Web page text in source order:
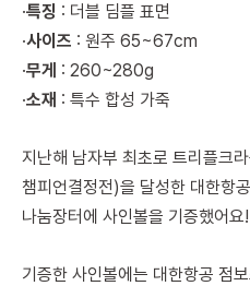
·특징 : 더블 딤플 표면
·사이즈 : 원주 65~67cm
·무게 : 260~280g
·소재 : 특수 합성 가죽
지난해 남자부 최초로 트리플크
챔피언결정전)을 달성한 대한항
나눔장터에 사인볼을 기증했어요!
기증한 사인볼에는 대한항공 점